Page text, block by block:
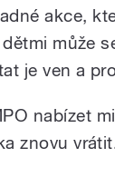
akce,
může
je ven a
nabízet
znovu